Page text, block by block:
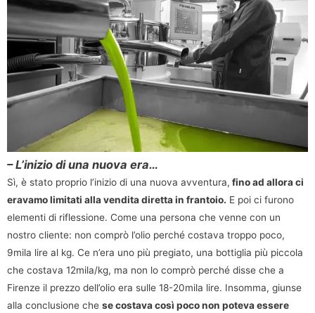
– L’inizio di una nuova era…
Sì, è stato proprio l’inizio di una nuova avventura, fino ad allora ci
eravamo limitati alla vendita diretta in frantoio. E poi ci furono
elementi di riflessione. Come una persona che venne con un
nostro cliente: non comprò l’olio perché costava troppo poco,
9mila lire al kg. Ce n’era uno più pregiato, una bottiglia più piccola
che costava 12mila/kg, ma non lo comprò perché disse che a
Firenze il prezzo dell’olio era sulle 18-20mila lire. Insomma, giunse
alla conclusione che se costava così poco non poteva essere